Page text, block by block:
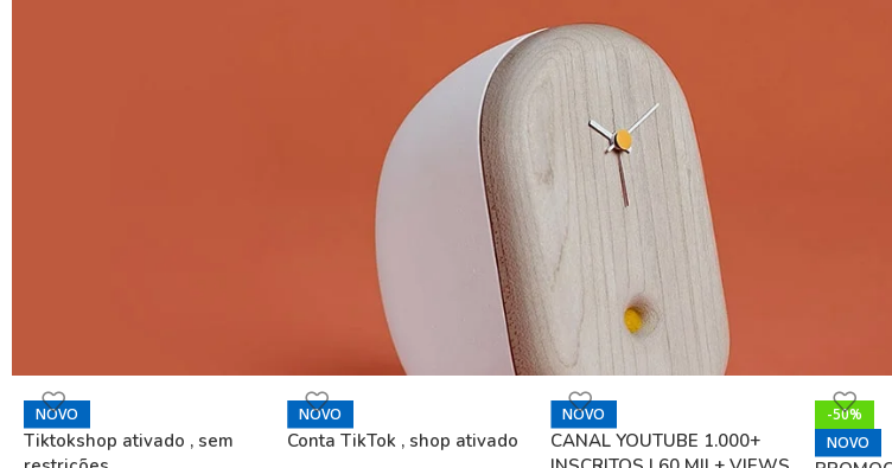
NOVO
Tiktokshop ativado , sem
NOVO
Conta TikTok , shop ativado
NOVO
CANAL YOUTUBE 1.000+
-50%
NOVO